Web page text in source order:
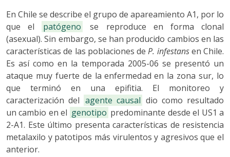
En Chile se describe el grupo de apareamiento A1, por lo
que el
patógeno
se reproduce en forma clonal
(asexual). Sin embargo, se han producido cambios en las
características de las poblaciones deP. infestansen Chile.
Es así como en la temporada 2005-06 se presentó un
ataque muy fuerte de la enfermedad en la zona sur, lo
que terminó en una epifitia. El monitoreo y
caracterización del agente causal dio como resultado
un cambio en el genotipo predominante desde el US1 a
2-A1. Este último presenta características de resistencia
metalaxilo y patotipos más virulentos y agresivos que el
anterior.